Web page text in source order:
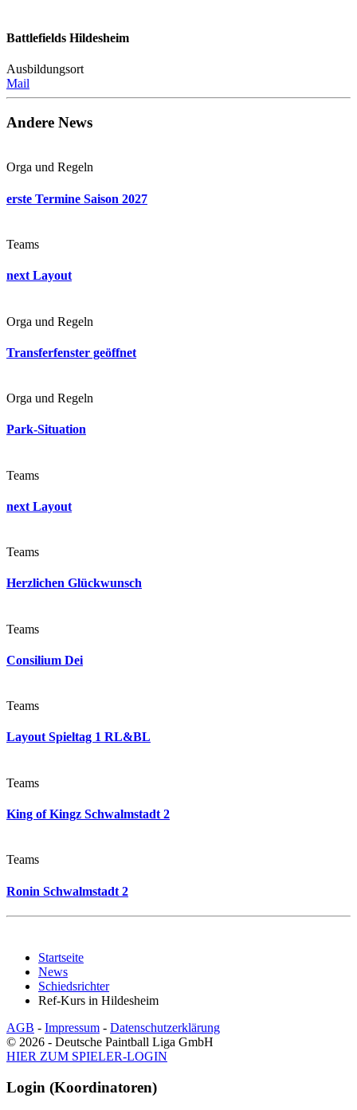
Battlefields Hildesheim
Ausbildungsort
Mail
Andere News
Orga und Regeln
erste Termine Saison 2027
Teams
next Layout
Orga und Regeln
Transferfenster geöffnet
Orga und Regeln
Park-Situation
Teams
next Layout
Teams
Herzlichen Glückwunsch
Teams
Consilium Dei
Teams
Layout Spieltag 1 RL&BL
Teams
King of Kingz Schwalmstadt 2
Teams
Ronin Schwalmstadt 2
Startseite
News
Schiedsrichter
Ref-Kurs in Hildesheim
AGB - Impressum - Datenschutzerklärung
© 2026 - Deutsche Paintball Liga GmbH
HIER ZUM SPIELER-LOGIN
Login (Koordinatoren)